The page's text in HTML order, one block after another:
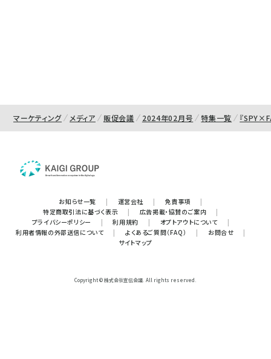
マーケティング メディア 販促会議 2024年02月号 特集一覧 『
お知らせ一覧 | 運営会社 | 免責事項
|
特定商取引法に基づく表示
| 広告掲載・協賛のご案内
|
プライバシーポリシー
| 利用規約 | オプトアウトについて
|
利用者情報の外部送信について
| よくあるご質問（FAQ） | お問合せ
|
サイトマップ
Copyright © 株式会社宣伝会議. All rights reserved.